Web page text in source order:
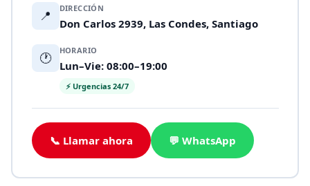
📍 DIRECCIÓN
Don Carlos 2939, Las Condes, Santiago
🕐 HORARIO
Lun–Vie: 08:00–19:00
⚡ Urgencias 24/7
📞 Llamar ahora 💬 WhatsApp